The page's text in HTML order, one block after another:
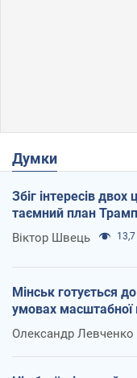
Думки
Збіг інтересів двох
таємний план
Віктор Швець 13,7
Мінськ готується
умовах масштабної
Олександр Левченко